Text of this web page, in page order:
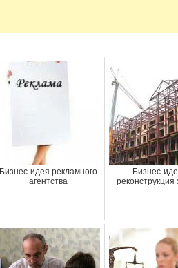
Бизнес-идея рекламного
агентства
Бизнес-
реконструкция